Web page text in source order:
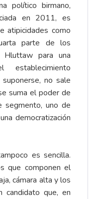
político birmano,
en 2011, es
atipicidades como
parte de los
para una
establecimiento
no sale
suma el poder de
uno de
democratización
es sencilla.
que componen el
cámara alta y los
candidato que, en